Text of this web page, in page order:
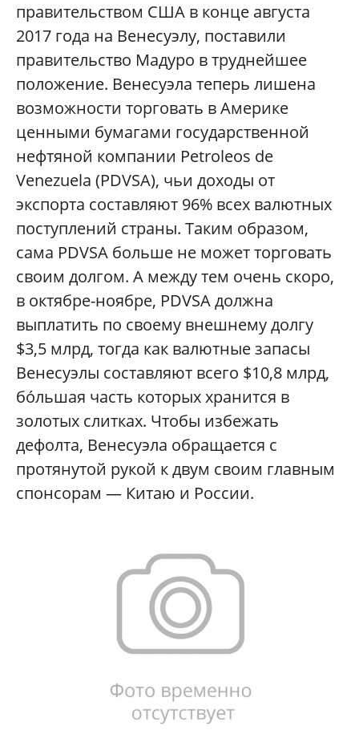
правительством США в конце августа
2017 года на Венесуэлу, поставили
правительство Мадуро в труднейшее
положение. Венесуэла теперь лишена
возможности торговать в Америке
ценными бумагами государственной
нефтяной компании Petroleos de
Venezuela (PDVSA), чьи доходы от
экспорта составляют 96% всех валютных
поступлений страны. Таким образом,
сама PDVSA больше не может торговать
своим долгом. А между тем очень скоро,
в октябре-ноябре, PDVSA должна
выплатить по своему внешнему долгу
$3,5 млрд, тогда как валютные запасы
Венесуэлы составляют всего $10,8 млрд,
бóльшая часть которых хранится в
золотых слитках. Чтобы избежать
дефолта, Венесуэла обращается с
протянутой рукой к двум своим главным
спонсорам — Китаю и России.